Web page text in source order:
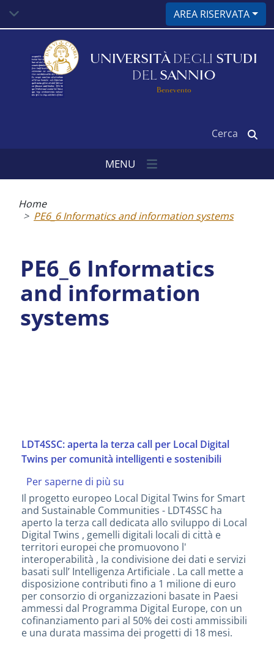
contenuto
AREA RISERVATA
UNIVERSITÀ DEGLI STUDI
DEL SANNIO
Benevento
MENU
pane
Home
PE6_6 Informatics and information systems
PE6_6 Informatics
and information
systems
LDT4SSC: aperta la terza call per Local Digital
Twins per comunità intelligenti e sostenibili
Per saperne di più su
aperta
la
terza
call
per
Local
Digital
Twins
per
comunità
intelligenti
e
sostenibili
Il progetto europeo Local Digital Twins for Smart
and Sustainable Communities - LDT4SSC ha
aperto la terza call dedicata allo sviluppo di Local
Digital Twins , gemelli digitali locali di città e
territori europei che promuovono l'
interoperabilità , la condivisione dei dati e servizi
basati sull’ Intelligenza Artificiale . La call mette a
disposizione contributi fino a 1 milione di euro
per consorzio di organizzazioni basate in Paesi
ammessi dal Programma Digital Europe, con un
cofinanziamento pari al 50% dei costi ammissibili
e una durata massima dei progetti di 18 mesi.